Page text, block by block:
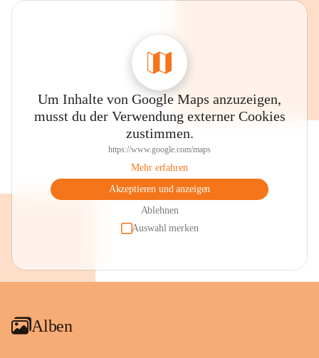
Um Inhalte von Google Maps anzuzeigen,
musst du der Verwendung externer Cookies
zustimmen.
https://www.google.com/maps
Mehr erfahren
Akzeptieren und anzeigen
Ablehnen
Auswahl merken
Alben